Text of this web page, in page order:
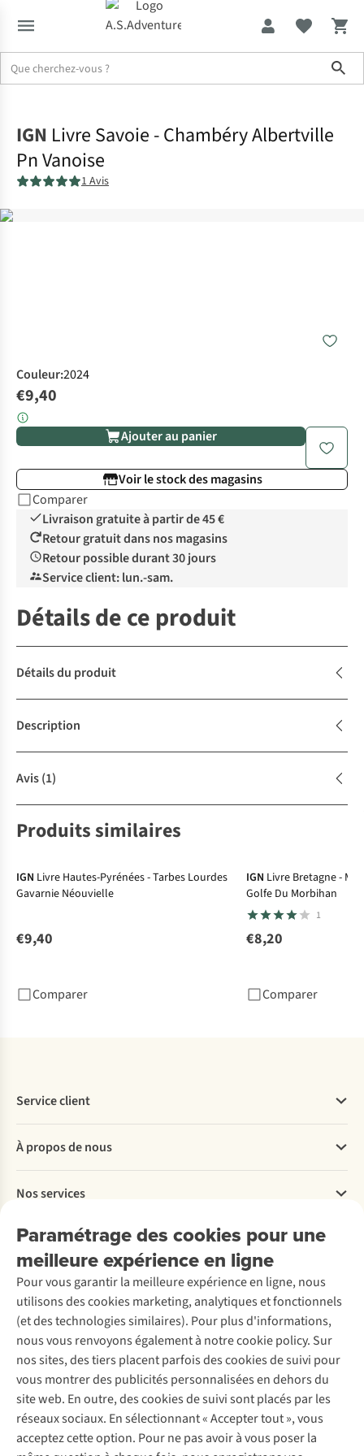
IGN Livre Savoie - Chambéry Albertville
Pn Vanoise
1 Avis
Couleur:2024
€9,40
Ajouter au panier
Voir le stock des magasins
Comparer
Livraison gratuite à partir de 45 €
Retour gratuit dans nos magasins
Retour possible durant 30 jours
Service client: lun.-sam.
Détails de ce produit
Détails du produit
Description
Avis(1)
Produits similaires
IGN Livre Hautes-Pyrénées - Tarbes Lourdes
Gavarnie Néouvielle
€9,40
Comparer
IGN Livre Bretagne -
Golfe Du Morbihan
1
€8,20
Comparer
Paramétrage des cookies pour une
meilleure expérience en ligne
Pour vous garantir la meilleure expérience en ligne, nous
utilisons des cookies marketing, analytiques et fonctionnels
(et des technologies similaires). Pour plus d'informations,
nous vous renvoyons également à notre cookie policy. Sur
nos sites, des tiers placent parfois des cookies de suivi pour
vous montrer des publicités personnalisées en dehors du
site web. En outre, des cookies de suivi sont placés par les
réseaux sociaux. En sélectionnant « Accepter tout », vous
acceptez cette option. Pour ne pas avoir à vous poser la
Service client
Commander
Payer
Livraison
Rétractation d'une commande
Entretien & réparations
Garantie
Contactez-nous
À propos de nous
Explore More
À propos d’Ayacucho
Nos magasins
À propos d’A.S.Adventure
Déclaration d'accessibilité
Nos services
Location / Location sports d’hiver
Entretien de ski
Service de lavage
Entretien de chaussures
Réparation de chaussures
Réparation de vêtements
Retouches
Pour les entreprises
Découvrez
A.S.Magazine
Explore Camp
Gear Check
Expertise & conseils
Abonnez-vous à la newsletter
Suivez-nous